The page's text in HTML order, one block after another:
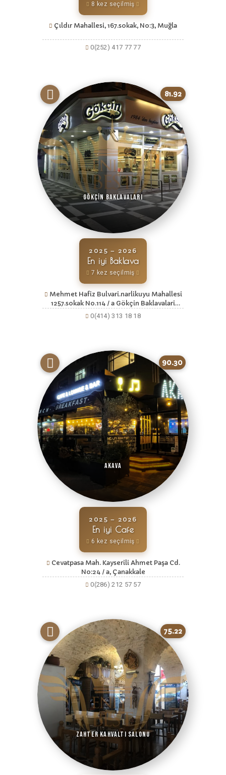
8 kez seçilmiş
Çıldır Mahallesi, 167.sokak, No:3, Muğla
0(252) 417 77 77
81.92
Gökçin Baklavaları
2025 – 2026
En iyi Baklava
7 kez seçilmiş
Mehmet Hafiz Bulvari.narlikuyu Mahallesi
1257.sokak No.114 / a Gökçin Baklavalari
Karaköprü Şanliurfa, Şanlıurfa
0(414) 313 18 18
90.30
Akava
2025 – 2026
En iyi Cafe
6 kez seçilmiş
Cevatpasa Mah. Kayserili Ahmet Paşa Cd.
No:24 / a, Çanakkale
0(286) 212 57 57
75.22
Zahter Kahvaltı Salonu